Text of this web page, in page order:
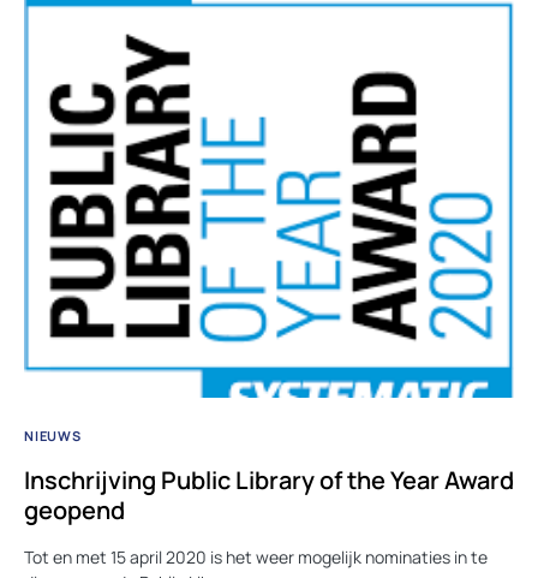
NIEUWS
Inschrijving Public Library of the Year Award
geopend
Tot en met 15 april 2020 is het weer mogelijk nominaties in te